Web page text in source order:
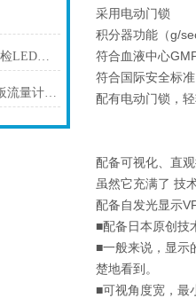
SLG-150V -CW-MN 光学检LED检测照明 REVOX莱宝克斯
SIBATA柴田科学数字孔板流量计 OFD-1
采用电动门锁
积分器功能（g/
符合血液中心
符合国际安全标
配有电动门锁，
配备可视化、直
虽然它充满了 技
配备自发光显示
■配备日本原创技
■一般来说，显示
楚地看到。
■可视角度宽，最